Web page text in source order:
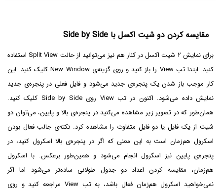
مقایسه کردن دو شیت اکسل با Side by Side
برای نمایش ۲ شیت اکسل در کنار هم نیز می‌توانید از حالت Split View استفاده
کنید. ابتدا تب View را باز کنید و روی گزینه‌ی New Window کلیک کنید. این
کار موجب باز شدن یک پنجره‌ی جدید می‌شود و فایل فعلی در پنجره‌ی جدید
نمایش داده می‌شود. اکنون در تب View روی Side by Side کلیک کنید.
همان‌طور که در تصویر زیر مشاهده می‌کنید در پنجره‌ی بالا و پایین، می‌توان دو
شیت از یک فایل یا دو فایل متفاوت را مشاهده کرد. نکته‌ی جالب فعال بودن
اسکرول هم‌زمان است به این معنی که اگر در پنجره‌ی بالا اسکرول کنید، در
پنجره‌ی پایین نیز اسکرول انجام می‌شود و همین‌طور برعکس. با اسکرول
هم‌زمان، مقایسه کردن اعداد دو جدول طولانی ساده‌تر می‌شود اما اگر
نمی‌خواهید اسکرول هم‌زمان فعال باشد، به تب View مراجعه کنید و روی